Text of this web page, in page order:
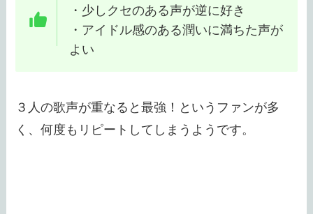
・少しクセのある声が逆に好き
・アイドル感のある潤いに満ちた声が
よい
３人の歌声が重なると最強！というファンが多
く、何度もリピートしてしまうようです。